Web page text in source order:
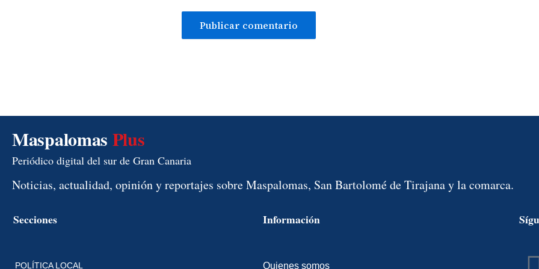
Maspalomas Plus
Periódico digital del sur de Gran Canaria
Noticias, actualidad, opinión y reportajes sobre Maspalomas, San Bartolomé de Tirajana y la comarca.
Secciones
POLÍTICA LOCAL
Información
Quienes somos